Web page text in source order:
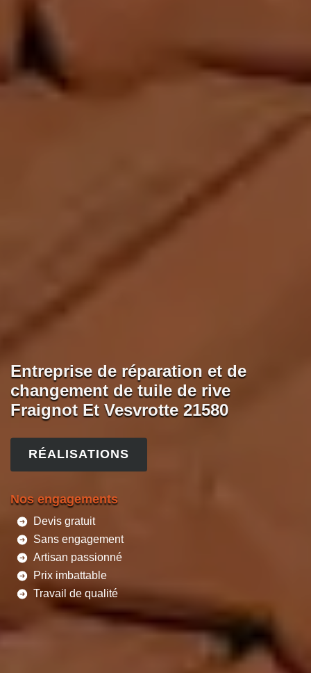
Entreprise de réparation et de
changement de tuile de rive
Fraignot Et Vesvrotte 21580
RÉALISATIONS
Nos engagements
Devis gratuit
Sans engagement
Artisan passionné
Prix imbattable
Travail de qualité